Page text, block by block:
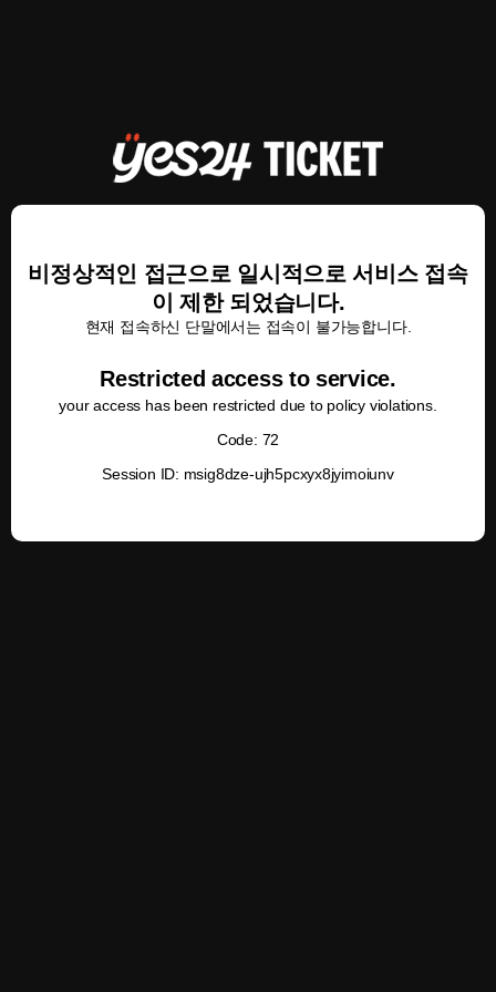
비정상적인 접근으로 일시적으로 서비스 접속
이 제한 되었습니다.
현재 접속하신 단말에서는 접속이 불가능합니다.
Restricted access to service.
your access has been restricted due to policy violations.
Code: 72
Session ID: msig8dze-ujh5pcxyx8jyimoiunv